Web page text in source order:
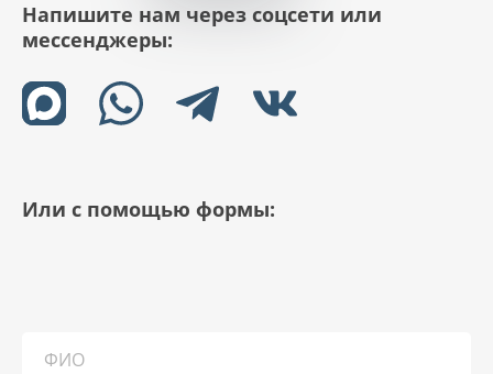
Напишите нам через соцсети или
мессенджеры:
Или с помощью формы: